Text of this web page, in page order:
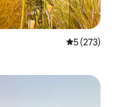
Średnia
5 (273)